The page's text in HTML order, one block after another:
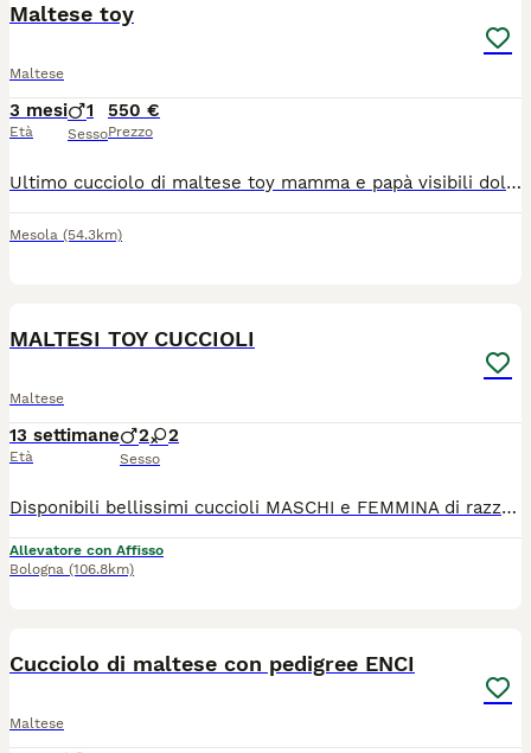
Maltese toy
Maltese
3 mesi
Età
1
Sesso
550 €
Prezzo
Ultimo cucciolo di maltese toy mamma e papà visibili dolcissimo abituato alla traversina e svezzato
Mesola (54.3km)
MALTESI TOY CUCCIOLI
Maltese
13 settimane
Età
2 2
Sesso
Disponibili bellissimi cuccioli MASCHI e FEMMINA di razza Maltese. I nostri cuccioli sono nati presso il nostro allevamento riconosciuto ENCI e FCI in ambiente sano e curato. In allevamento dove potrete anche vedere e conoscere i genitori. Ogni cucciolo viene consegnato dai 3 mesi di età con: ✔️ Pedigree ENCI (fondamentale per certificare la razza, l'allevatore e garantire che non siano consanguinei) ✔️Microchip inserito, quindi già iscritto all'anagrafe canina ✔️Vaccinazioni complete ✔️Sverminazione effettuata ✔️ Libretto sanitario ✔️Abituati a fare i bisogni sulla traversina assorbente ✔️ Mangiano crocchette secche 📍 Vieni a conoscerci 👉 Noi siamo l’Allevamento della Famiglia Contarini e ci troviamo a Solarolo in Emilia Romagna... molto vicino a Imola! Distanze indicative: 40 minuti da Bologna 1 ora e 40 minuti da Firenze 1 ora e 40 minuti da Ancona 2 ore da Verona 2 ore e 50 minuti da Milano Per trovarci facilmente puoi cercare su Google Maps: "Allevamento famiglia Contarini" 🏡 Visite in allevamento tutti i giorni PREVIO APPUNTAMENTO TELEFONICO! 🚚 CONSEGNE in tutta Italia. 💳 Possibilità di pagamento in piccole COMODE RATE. Contattaci per maggiori informazioni! 📞 TEL. 3 3 8 6 3 0 3 1 0 8 (Se il numero non è visibile, clicca in alto a destra su “Mostra numero”) 🌐 SITO www.canimaltesi.it 📸 INSTAGRAM: @allevamentofamigliacontarini
Allevatore con Affisso
Bologna (106.8km)
Cucciolo di maltese con pedigree ENCI
Maltese